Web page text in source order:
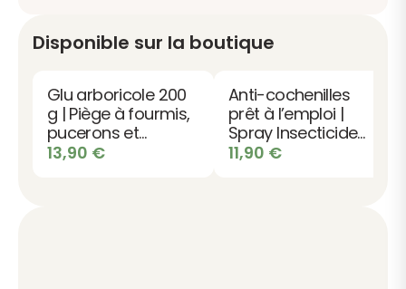
Disponible sur la boutique
Glu arboricole 200
g | Piège à fourmis,
pucerons et
chenilles
13,90 €
Anti-cochenilles
prêt à l’emploi |
Spray Insecticide
choc
11,90 €